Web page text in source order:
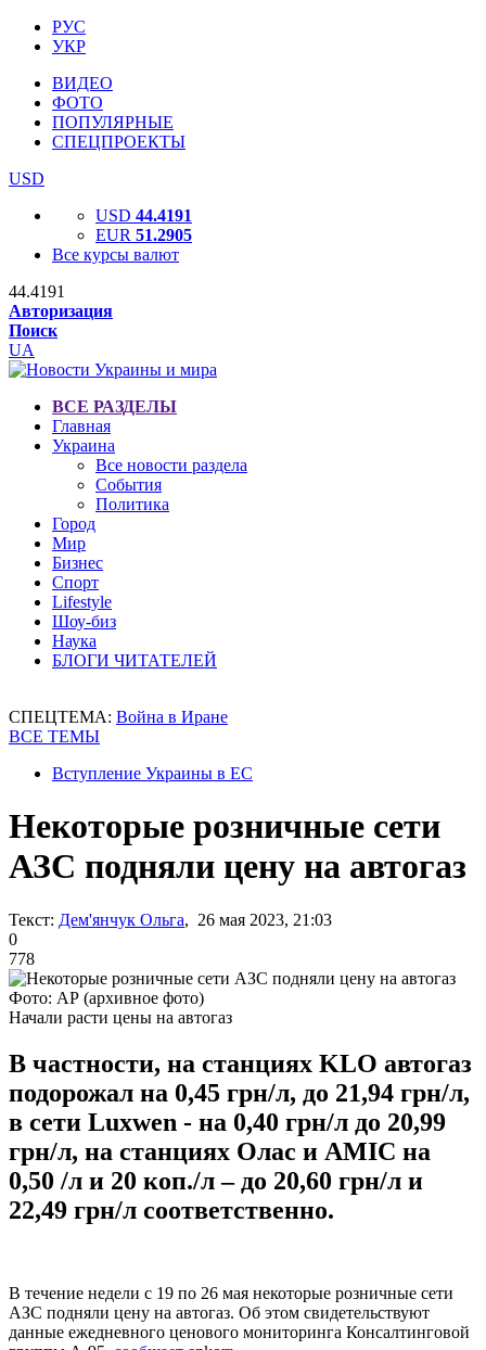
РУС
УКР
ВИДЕО
ФОТО
ПОПУЛЯРНЫЕ
СПЕЦПРОЕКТЫ
USD
USD 44.4191
EUR 51.2905
Все курсы валют
44.4191
Авторизация
Поиск
UA
ВСЕ РАЗДЕЛЫ
Главная
Украина
Все новости раздела
События
Политика
Город
Мир
Бизнес
Спорт
Lifestyle
Шоу-биз
Наука
БЛОГИ ЧИТАТЕЛЕЙ
СПЕЦТЕМА: Война в Иране
ВСЕ ТЕМЫ
Вступление Украины в ЕС
Некоторые розничные сети
АЗС подняли цену на автогаз
Текст: Дем'янчук Ольга, 26 мая 2023, 21:03
0
778
Фото: АР (архивное фото)
Начали расти цены на автогаз
В частности, на станциях KLO автогаз
подорожал на 0,45 грн/л, до 21,94 грн/л,
в сети Luxwen - на 0,40 грн/л до 20,99
грн/л, на станциях Олас и AMIC на
0,50 /л и 20 коп./л – до 20,60 грн/л и
22,49 грн/л соответственно.
В течение недели с 19 по 26 мая некоторые розничные сети
АЗС подняли цену на автогаз. Об этом свидетельствуют
данные ежедневного ценового мониторинга Консалтинговой